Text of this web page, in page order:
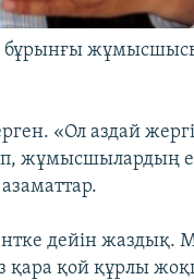
жұмысшысы
«Ол аздай
жұмысшылардың
дейін жаздық.
қой құрлы